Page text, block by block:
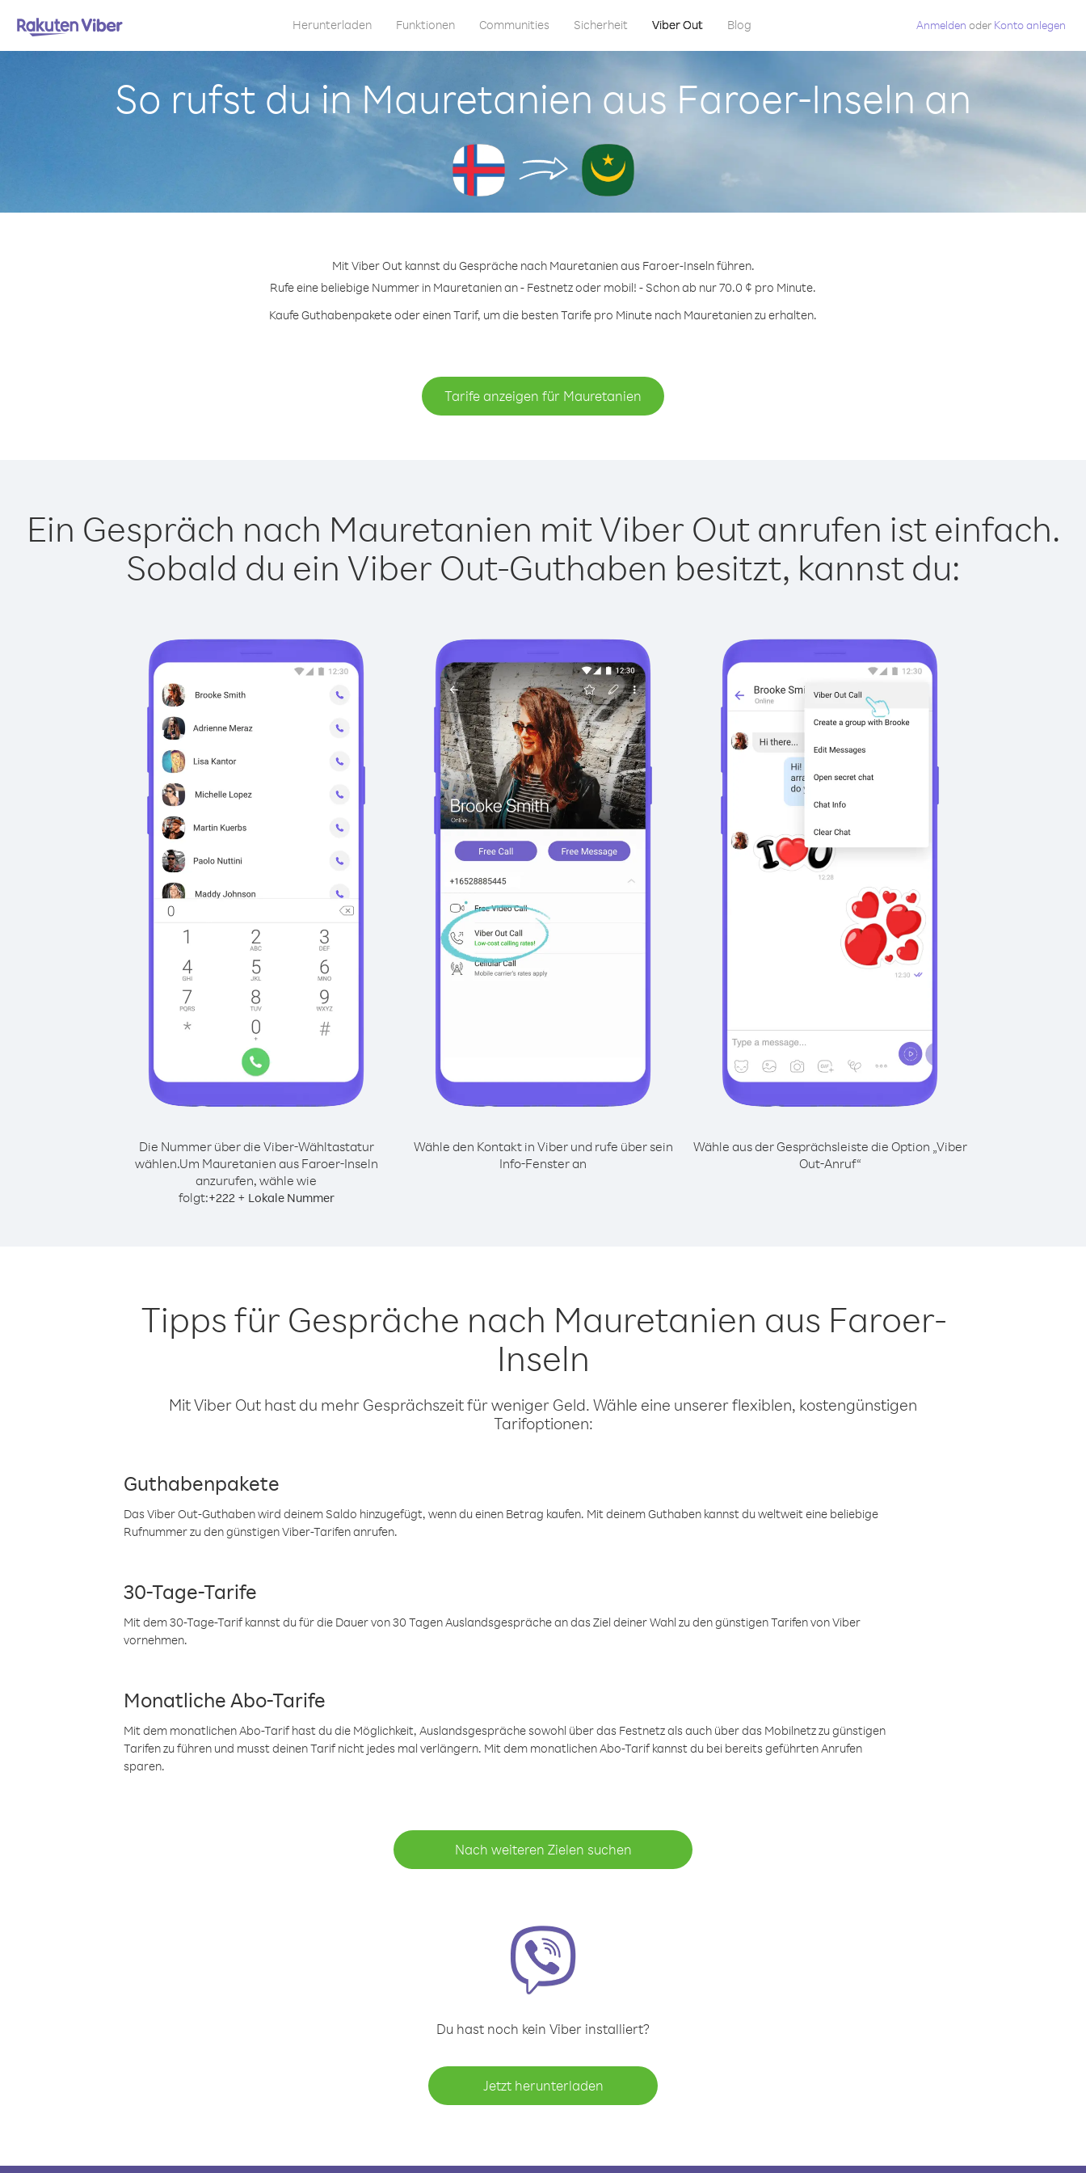
Herunterladen Funktionen Communities Sicherheit Viber Out Blog Anmelden oder Konto anlegen
So rufst du in Mauretanien aus Faroer-Inseln an
Mit Viber Out kannst du Gespräche nach Mauretanien aus Faroer-Inseln führen.
Rufe eine beliebige Nummer in Mauretanien an - Festnetz oder mobil! - Schon ab nur 70.0 ¢ pro Minute.
Kaufe Guthabenpakete oder einen Tarif, um die besten Tarife pro Minute nach Mauretanien zu erhalten.
Tarife anzeigen für Mauretanien
Ein Gespräch nach Mauretanien mit Viber Out anrufen ist einfach.
Sobald du ein Viber Out-Guthaben besitzt, kannst du:
Die Nummer über die Viber-Wähltastatur
wählen.Um Mauretanien aus Faroer-Inseln
anzurufen, wähle wie
folgt:+222+ Lokale Nummer
Wähle den Kontakt in Viber und rufe über sein
Info-Fenster an
Wähle aus der Gesprächsleiste die Option „Viber
Out-Anruf“
Tipps für Gespräche nach Mauretanien aus Faroer-
Inseln
Mit Viber Out hast du mehr Gesprächszeit für weniger Geld. Wähle eine unserer flexiblen, kostengünstigen
Tarifoptionen:
Guthabenpakete
Das Viber Out-Guthaben wird deinem Saldo hinzugefügt, wenn du einen Betrag kaufen. Mit deinem Guthaben kannst du weltweit eine beliebige
Rufnummer zu den günstigen Viber-Tarifen anrufen.
30-Tage-Tarife
Mit dem 30-Tage-Tarif kannst du für die Dauer von 30 Tagen Auslandsgespräche an das Ziel deiner Wahl zu den günstigen Tarifen von Viber
vornehmen.
Monatliche Abo-Tarife
Mit dem monatlichen Abo-Tarif hast du die Möglichkeit, Auslandsgespräche sowohl über das Festnetz als auch über das Mobilnetz zu günstigen
Tarifen zu führen und musst deinen Tarif nicht jedes mal verlängern. Mit dem monatlichen Abo-Tarif kannst du bei bereits geführten Anrufen
sparen.
Nach weiteren Zielen suchen
Du hast noch kein Viber installiert?
Jetzt herunterladen